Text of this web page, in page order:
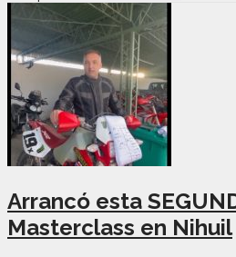
Arrancó esta
Masterclass en Nihuil